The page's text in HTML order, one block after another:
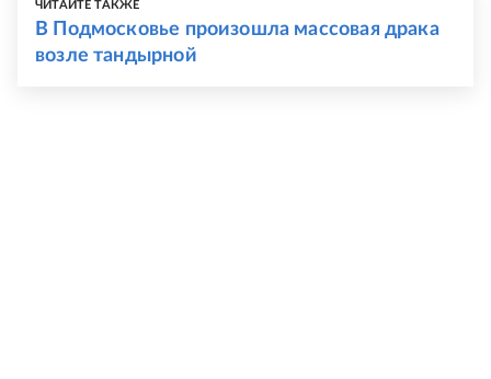
ЧИТАЙТЕ ТАКЖЕ
В Подмосковье произошла массовая драка
возле тандырной